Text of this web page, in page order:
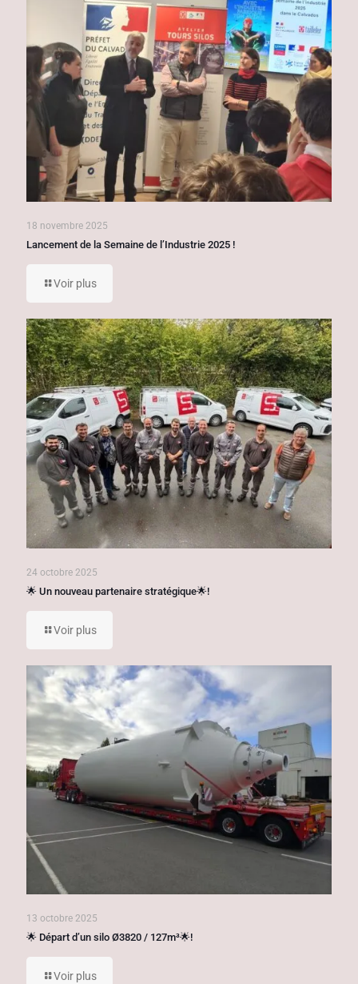
18 novembre 2025
Lancement de la Semaine de l’Industrie 2025 !
Voir plus
24 octobre 2025
🌟 Un nouveau partenaire stratégique🌟!
Voir plus
13 octobre 2025
🌟 Départ d’un silo Ø3820 / 127m³🌟!
Voir plus